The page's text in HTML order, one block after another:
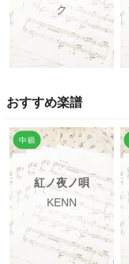
ク
おすすめ楽譜
紅ノ夜ノ唄
KENN